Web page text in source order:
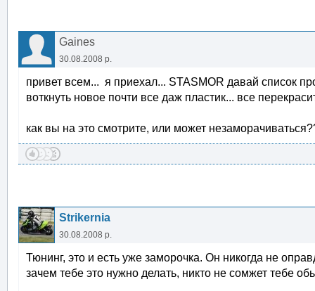
Gaines
30.08.2008 р.
привет всем... я приехал... STASMOR давай список
воткнуть новое почти все даж пластик... все
как вы на это смотрите, или может
Strikernia
30.08.2008 р.
Тюнинг, это и есть уже заморочка. Он никогда не
зачем тебе это нужно делать, никто не сомжет тебе